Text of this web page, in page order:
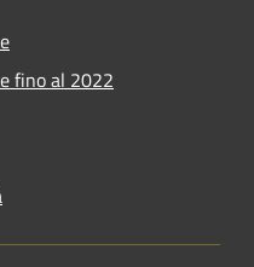
fino al 2022